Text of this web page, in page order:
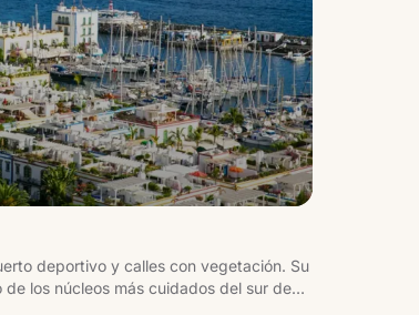
deportivo y calles con vegetación. Su
los núcleos más cuidados del sur de